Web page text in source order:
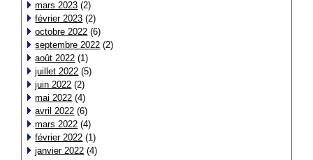
mars 2023 (2)
février 2023 (2)
octobre 2022 (6)
septembre 2022 (2)
août 2022 (1)
juillet 2022 (5)
juin 2022 (2)
mai 2022 (4)
avril 2022 (6)
mars 2022 (4)
février 2022 (1)
janvier 2022 (4)